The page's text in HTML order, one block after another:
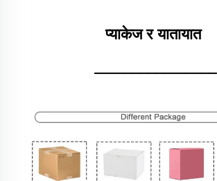
प्याकेज र यातायात
________________